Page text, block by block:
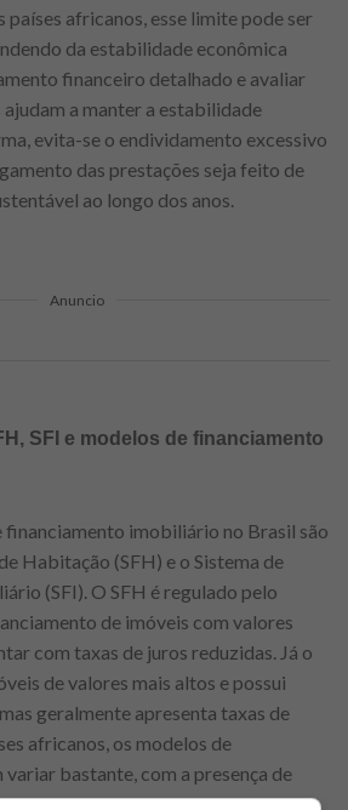
países africanos, esse limite pode ser
da estabilidade econômica
financeiro detalhado e avaliar
a manter a estabilidade
evita-se o endividamento excessivo
das prestações seja feito de
ao longo dos anos.
Anuncio
SFI e modelos de financiamento
financiamento imobiliário no Brasil são
Habitação (SFH) e o Sistema de
(SFI). O SFH é regulado pelo
de imóveis com valores
com taxas de juros reduzidas. Já o
de valores mais altos e possui
geralmente apresenta taxas de
africanos, os modelos de
bastante, com a presença de
oferecendo condições diversas.